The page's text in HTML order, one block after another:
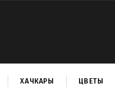
ХАЧКАРЫ ЦВЕТЫ